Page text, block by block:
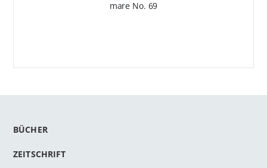
mare No. 69
BÜCHER
ZEITSCHRIFT